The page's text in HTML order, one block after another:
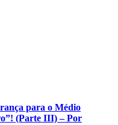
para o Médio
(Parte III) – Por